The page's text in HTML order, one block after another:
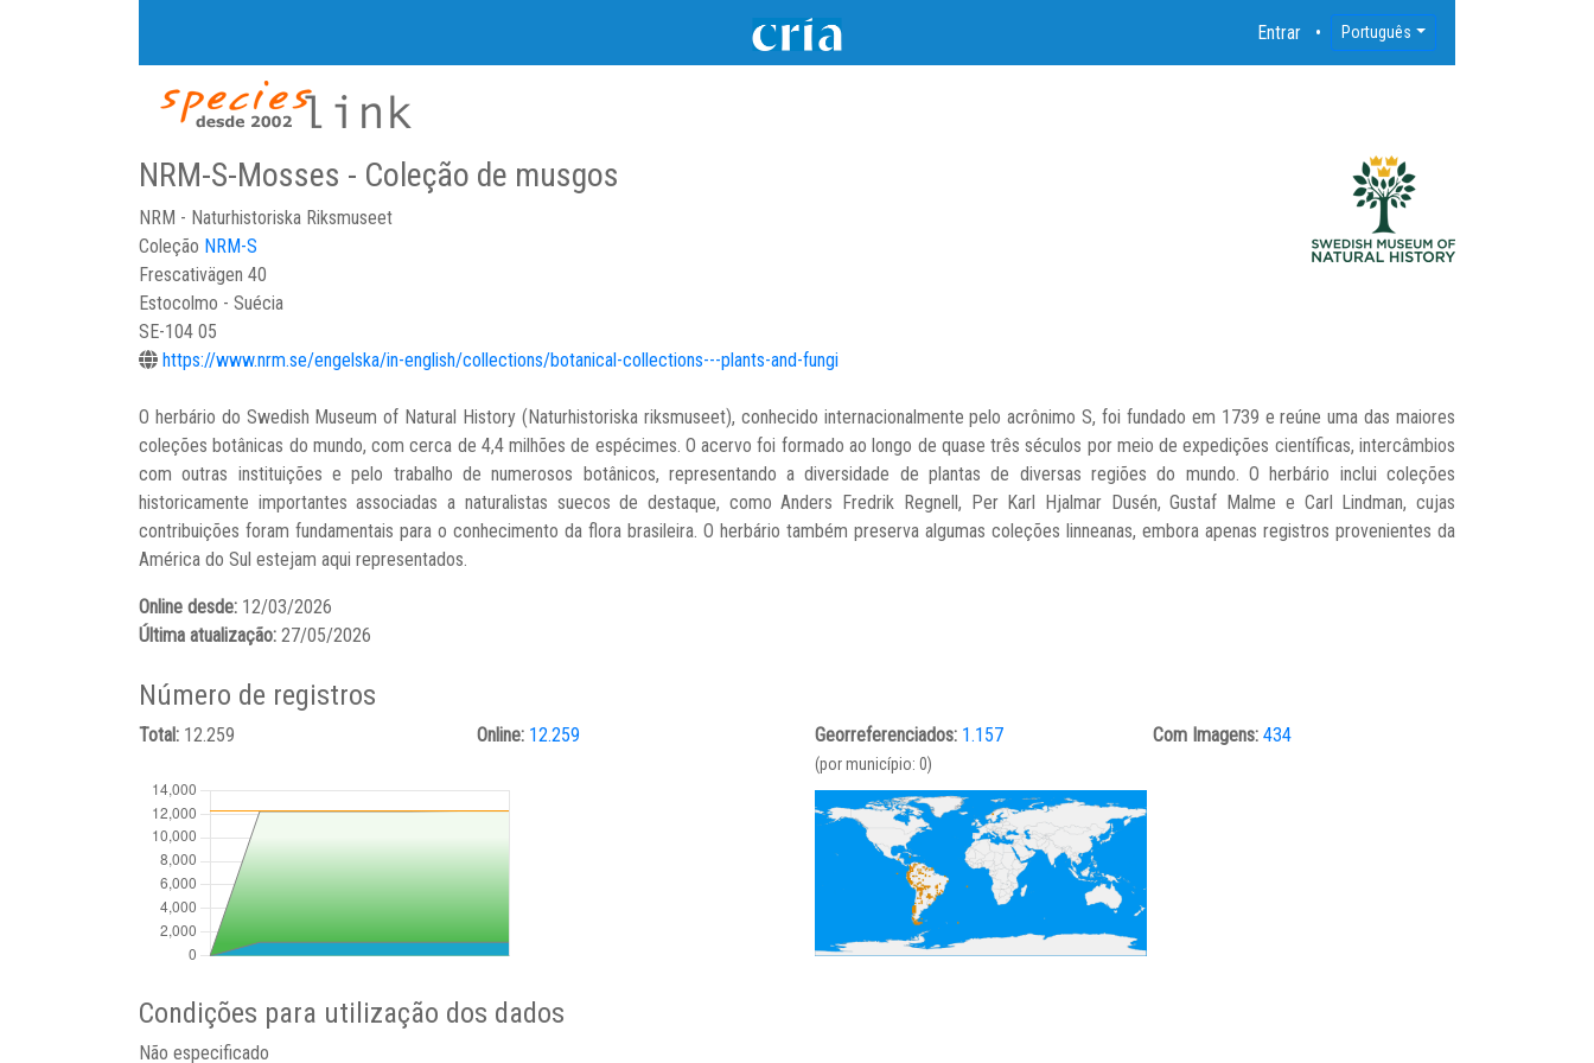
Entrar Português
NRM-S-Mosses - Coleção de musgos
NRM - Naturhistoriska Riksmuseet
Coleção NRM-S
Frescativägen 40
Estocolmo - Suécia
SE-104 05
https://www.nrm.se/engelska/in-english/collections/botanical-collections---plants-and-fungi
O herbário do Swedish Museum of Natural History (Naturhistoriska riksmuseet), conhecido internacionalmente pelo acrônimo S, foi fundado em 1739 e reúne uma das maiores
coleções botânicas do mundo, com cerca de 4,4 milhões de espécimes. O acervo foi formado ao longo de quase três séculos por meio de expedições científicas, intercâmbios
com outras instituições e pelo trabalho de numerosos botânicos, representando a diversidade de plantas de diversas regiões do mundo. O herbário inclui coleções
historicamente importantes associadas a naturalistas suecos de destaque, como Anders Fredrik Regnell, Per Karl Hjalmar Dusén, Gustaf Malme e Carl Lindman, cujas
contribuições foram fundamentais para o conhecimento da flora brasileira. O herbário também preserva algumas coleções linneanas, embora apenas registros provenientes da
América do Sul estejam aqui representados.
Online desde: 12/03/2026
Última atualização: 27/05/2026
Número de registros
Total: 12.259 Online: 12.259 Georreferenciados: 1.157
(por município: 0)
Com Imagens: 434
Condições para utilização dos dados
Não especificado